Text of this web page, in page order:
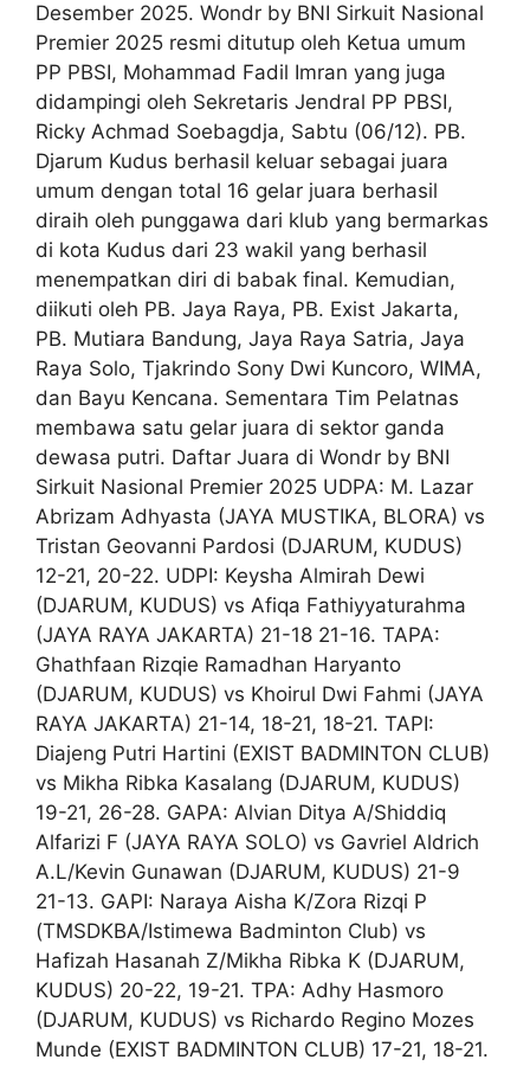
Desember 2025. Wondr by BNI Sirkuit Nasional
Premier 2025 resmi ditutup oleh Ketua umum
PP PBSI, Mohammad Fadil Imran yang juga
didampingi oleh Sekretaris Jendral PP PBSI,
Ricky Achmad Soebagdja, Sabtu (06/12). PB.
Djarum Kudus berhasil keluar sebagai juara
umum dengan total 16 gelar juara berhasil
diraih oleh punggawa dari klub yang bermarkas
di kota Kudus dari 23 wakil yang berhasil
menempatkan diri di babak final. Kemudian,
diikuti oleh PB. Jaya Raya, PB. Exist Jakarta,
PB. Mutiara Bandung, Jaya Raya Satria, Jaya
Raya Solo, Tjakrindo Sony Dwi Kuncoro, WIMA,
dan Bayu Kencana. Sementara Tim Pelatnas
membawa satu gelar juara di sektor ganda
dewasa putri. Daftar Juara di Wondr by BNI
Sirkuit Nasional Premier 2025 UDPA: M. Lazar
Abrizam Adhyasta (JAYA MUSTIKA, BLORA) vs
Tristan Geovanni Pardosi (DJARUM, KUDUS)
12-21, 20-22. UDPI: Keysha Almirah Dewi
(DJARUM, KUDUS) vs Afiqa Fathiyyaturahma
(JAYA RAYA JAKARTA) 21-18 21-16. TAPA:
Ghathfaan Rizqie Ramadhan Haryanto
(DJARUM, KUDUS) vs Khoirul Dwi Fahmi (JAYA
RAYA JAKARTA) 21-14, 18-21, 18-21. TAPI:
Diajeng Putri Hartini (EXIST BADMINTON CLUB)
vs Mikha Ribka Kasalang (DJARUM, KUDUS)
19-21, 26-28. GAPA: Alvian Ditya A/Shiddiq
Alfarizi F (JAYA RAYA SOLO) vs Gavriel Aldrich
A.L/Kevin Gunawan (DJARUM, KUDUS) 21-9
21-13. GAPI: Naraya Aisha K/Zora Rizqi P
(TMSDKBA/Istimewa Badminton Club) vs
Hafizah Hasanah Z/Mikha Ribka K (DJARUM,
KUDUS) 20-22, 19-21. TPA: Adhy Hasmoro
(DJARUM, KUDUS) vs Richardo Regino Mozes
Munde (EXIST BADMINTON CLUB) 17-21, 18-21.